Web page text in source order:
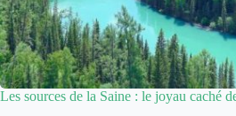
Les sources de la Saine : le joyau caché